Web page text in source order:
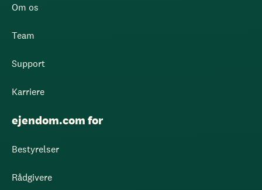
Om os
Team
Support
Karriere
ejendom.com for
Bestyrelser
Rådgivere